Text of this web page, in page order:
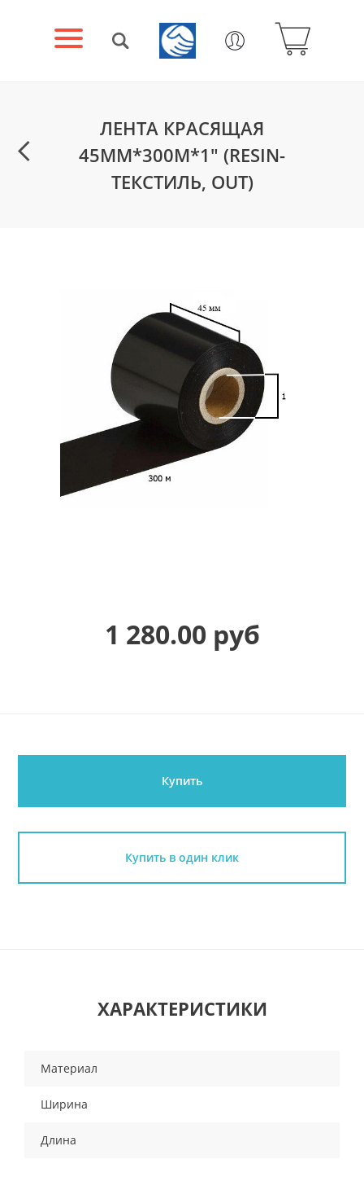
ЛЕНТА КРАСЯЩАЯ
45ММ*300М*1" (RESIN-
ТЕКСТИЛЬ, OUT)
1 280.00 руб
Купить
Купить в один клик
ХАРАКТЕРИСТИКИ
Материал
Ширина
Длина